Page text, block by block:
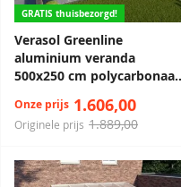
GRATIS thuisbezorgd!
Verasol Greenline
aluminium veranda
500x250 cm polycarbonaat
Originele prijs 1.889,00
Onze prijs 1.606,00